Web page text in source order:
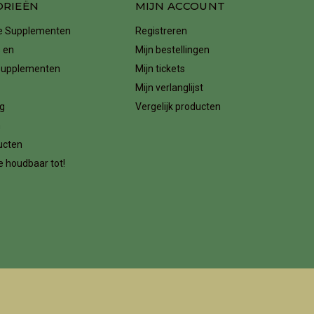
Supplementen
en
houdbaar tot!
MIJN ACCOUNT
Registreren
Mijn bestellingen
Mijn tickets
Mijn verlanglijst
Vergelijk producten